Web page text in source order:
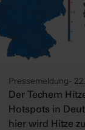
Pressemeldung -
Der Techem
Hotspots in
hier wird Hitze